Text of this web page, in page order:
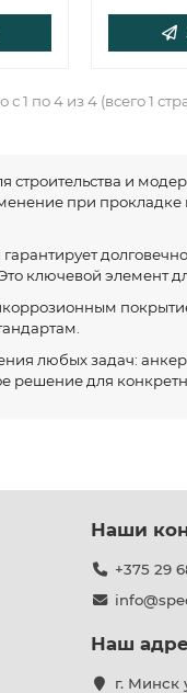
с 1 по 4 из 4 (всего 1
и
при прокладке
ключевой
любых задач:
решение для
Наши
+375 29
Наш
г. Минск